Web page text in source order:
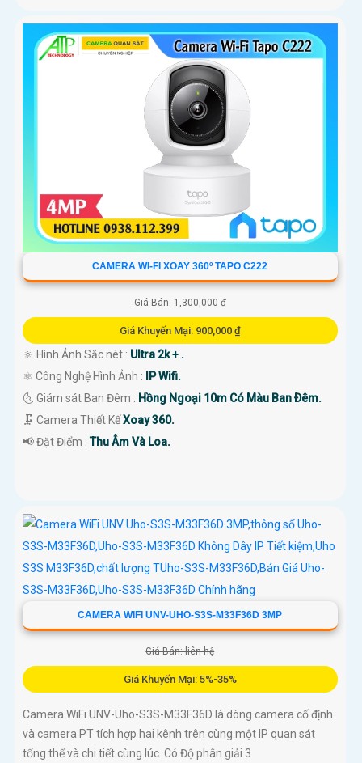
CAMERA WI-FI XOAY 360º TAPO C222
Giá Bán: 1,300,000 ₫
Giá Khuyến Mại: 900,000 ₫
🔅 Hình Ảnh Sắc nét : Ultra 2k + .
⚛️ Công Nghệ Hình Ảnh :
IP Wifi.
🌜 Giám sát Ban Đêm : Hồng Ngoại 10m Có Màu Ban Ðêm.
🗜️ Camera Thiết KếXoay 360.
️📢 Đặt Điểm :Thu Âm Và Loa.
CAMERA WIFI UNV-UHO-S3S-M33F36D 3MP
Giá Bán: liên hệ
Giá Khuyến Mại: 5%-35%
Camera WiFi UNV-Uho-S3S-M33F36D là dòng camera cố định
và camera PT tích hợp hai kênh trên cùng một IP quan sát
tổng thể và chi tiết cùng lúc. Có Độ phân giải 3